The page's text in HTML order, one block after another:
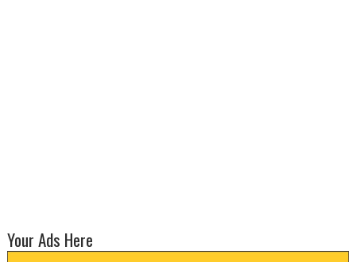
Your Ads Here